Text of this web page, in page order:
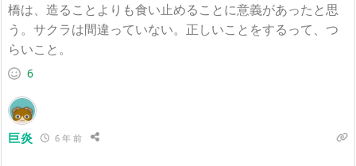
橋は、造ることよりも食い止めることに意義があったと思
う。サクラは間違っていない。正しいことをするって、つ
らいこと。
6
巨炎 6 年 前